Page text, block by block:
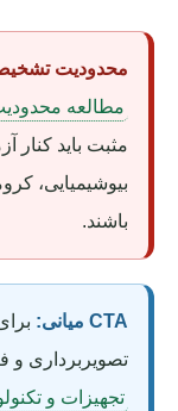
محدودیت
مطالعه
مثبت باید
بیوشیمیایی،
باشند.
CTA میانی:
تصویربرداری و
تجهیزات و